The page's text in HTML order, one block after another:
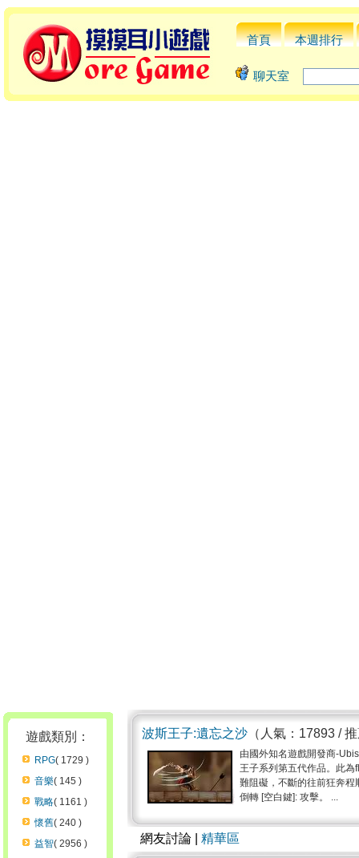
首頁 本週排行
聊天室
遊戲類別：
RPG( 1729 )
音樂( 145 )
戰略( 1161 )
懷舊( 240 )
益智( 2956 )
波斯王子:遺忘之沙 （人氣：17893 /
由國外知名遊戲開發商-
王子系列第五代作品。此
難阻礙，不斷的往前狂奔程
倒轉 [空白鍵]: 攻擊。 ...
網友討論 | 精華區